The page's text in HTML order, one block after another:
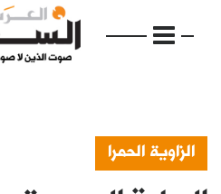
الزاوية الحمرا